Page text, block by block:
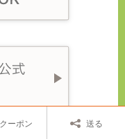
クーポン 送る